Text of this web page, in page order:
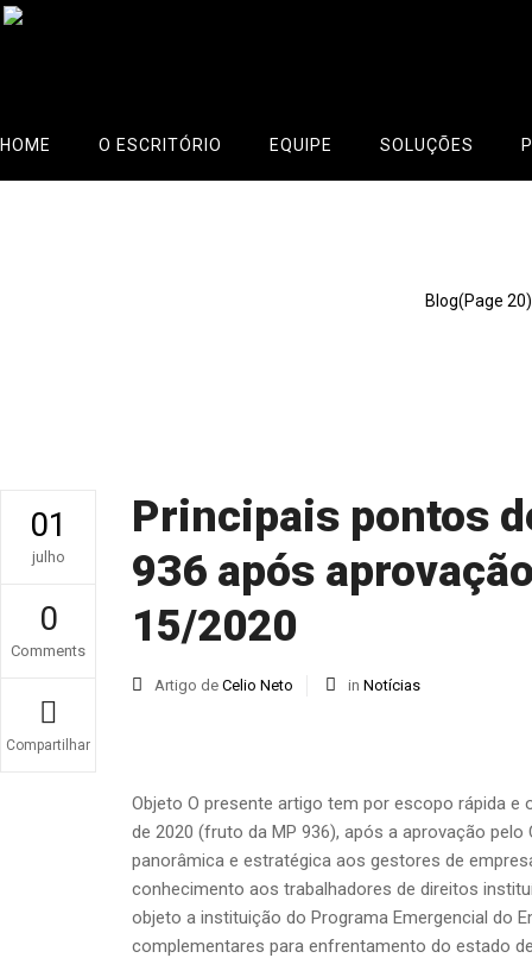
HOME O ESCRITÓRIO EQUIPE SOLUÇÕES
Blog(Page 20)
01
julho
0
Comments
Compartilhar
Principais pontos
936 após
15/2020
Artigo de Celio Neto in Notícias
Objeto O presente artigo tem por escopo rápida
de 2020 (fruto da MP 936), após a aprovação
panorâmica e estratégica aos gestores de
conhecimento aos trabalhadores de direitos
objeto a instituição do Programa Emergencial do
complementares para enfrentamento do estado